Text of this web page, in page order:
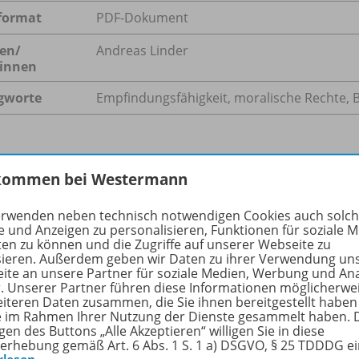
PDF-Dokument
Andreas Linder
Empfindungsfähigkeit, moralische Rechte,
eines realen Beispiels diskutieren die Schülerinnen und
Rechte zukommen und sich im Umgang mit ihnen
bei Westermann
neben technisch notwendigen Cookies auch
und Anzeigen zu personalisieren, Funktionen für soziale
zu können und die Zugriffe auf unserer Webseite zu
Außerdem geben wir Daten zu ihrer Verwendung
an unsere Partner für soziale Medien, Werbung und
Unserer Partner führen diese Informationen
Daten zusammen, die Sie ihnen bereitgestellt
im Rahmen Ihrer Nutzung der Dienste gesammelt haben.
des Buttons „Alle Akzeptieren“ willigen Sie in diese
gemäß Art. 6 Abs. 1 S. 1 a) DSGVO, § 25 TDDDG